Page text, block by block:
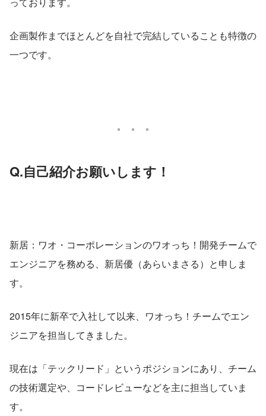
企画製作までほとんどを自社で完結していることも特徴の
一つです。
Q.自己紹介お願いします！
新居：ワオ・コーポレーションのワオっち！開発チームで
エンジニアを務める、新居優（あらいまさる）と申しま
す。
2015年に新卒で入社して以来、ワオっち！チームでエン
ジニアを担当してきました。
現在は「テックリード」というポジションにあり、チーム
の技術選定や、コードレビューなどを主に担当していま
す。